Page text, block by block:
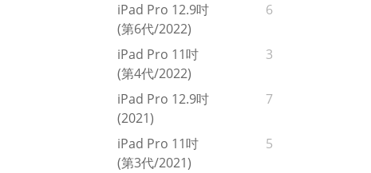
iPad Pro 12.9吋
(第6代/2022)
6
iPad Pro 11吋
(第4代/2022)
3
iPad Pro 12.9吋
(2021)
7
iPad Pro 11吋
(第3代/2021)
5